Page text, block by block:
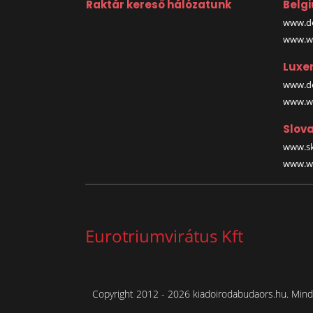
Raktár kereső hálózatunk
Eurotriumvirátus Kft
Copyright 2012 - 2026 kiadoirodabudaors.hu.